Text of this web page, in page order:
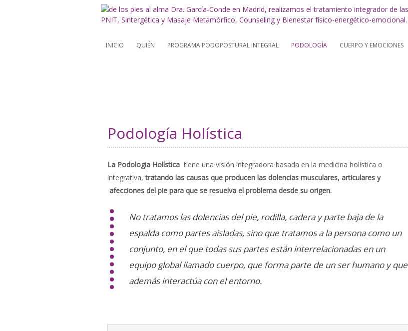
INICIO QUIÉN PROGRAMA PODOPOSTURAL INTEGRAL PODOLOGÍA CUERPO Y EMOCIONES
Podología Holística
La Podologia Holísticatiene una visión integradora basada en la medicina holística o
integrativa,tratando las causas que producen las dolencias musculares, articulares y
afecciones del pie para que se resuelva el problema desde su origen.
No tratamos las dolencias del pie, rodilla, cadera y parte baja de la
espalda como partes aisladas, sino que tratamos a la persona como un
conjunto, en el que todas sus partes están interrelacionadas en un
equipo global llamado cuerpo, que forma parte de un ser humano y que
además interactúa con el entorno.